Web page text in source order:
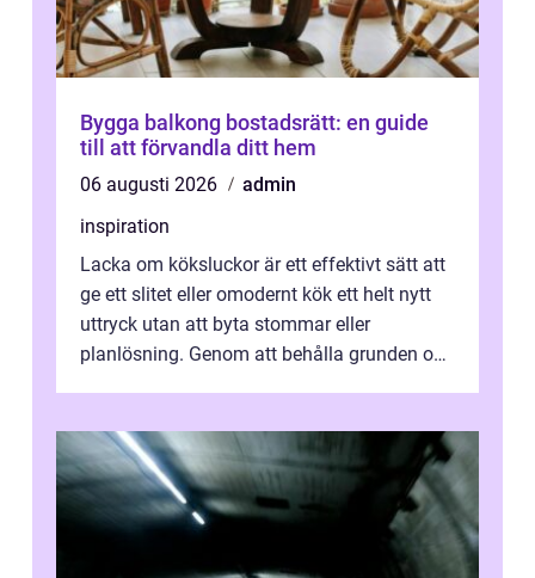
Bygga balkong bostadsrätt: en guide
till att förvandla ditt hem
06 augusti 2026
admin
inspiration
Lacka om köksluckor är ett effektivt sätt att
ge ett slitet eller omodernt kök ett helt nytt
uttryck utan att byta stommar eller
planlösning. Genom att behålla grunden och